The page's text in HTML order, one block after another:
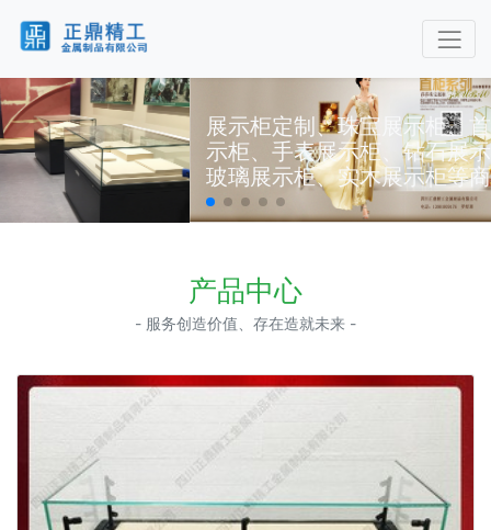
展示柜定制、珠宝展示柜、首饰展示柜、玉石展
示柜、手表展示柜、钻石展示柜、钛金展示柜、
玻璃展示柜、实木展示柜等商业展柜
产品中心
- 服务创造价值、存在造就未来 -